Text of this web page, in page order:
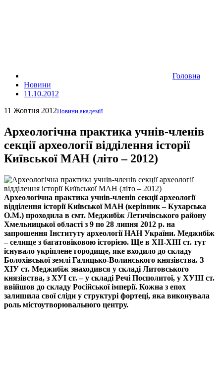
Головна
Новини
11.10.2012
11 Жовтня 2012Новини академії
Археологічна практика учнів-членів
секції археології відділення історії
Київської МАН (літо – 2012)
Археологічна практика учнів-членів секції археології
відділення історії Київської МАН (керівник – Кухарська
О.М.) проходила в смт. Меджибіж Летичівського району
Хмельницької області з 9 по 28 липня 2012 р. на
запрошення Інституту археології НАН України. Меджибіж
– селище з багатовіковою історією. Ще в ХІІ-ХІІІ ст. тут
існувало укріплене городище, яке входило до складу
Болохівської землі Галицько-Волинського князівства. З
ХІУ ст. Меджибіж знаходився у складі Литовського
князівства, з ХУІ ст. – у складі Речі Посполитої, у ХУІІІ ст.
ввійшов до складу Російської імперії. Кожна з епох
залишила свої сліди у структурі фортеці, яка виконувала
роль містоутворювального центру.